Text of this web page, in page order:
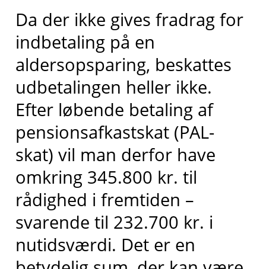
Da der ikke gives fradrag for
indbetaling på en
aldersopsparing, beskattes
udbetalingen heller ikke.
Efter løbende betaling af
pensionsafkastskat (PAL-
skat) vil man derfor have
omkring 345.800 kr. til
rådighed i fremtiden –
svarende til 232.700 kr. i
nutidsværdi. Det er en